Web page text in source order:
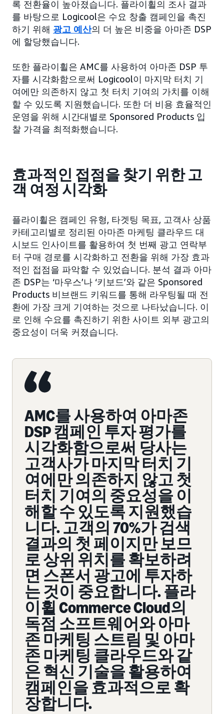
록 전환율이 높아졌습니다. 플라이휠의 조사 결과
를 바탕으로 Logicool은 수요 창출 캠페인을 촉진
하기 위해 광고 예산의 더 높은 비중을 아마존 DSP
에 할당했습니다.
또한 플라이휠은 AMC를 사용하여 아마존 DSP 투
자를 시각화함으로써 Logicool이 마지막 터치 기
여에만 의존하지 않고 첫 터치 기여의 가치를 이해
할 수 있도록 지원했습니다. 또한 더 비용 효율적인
운영을 위해 시간대별로 Sponsored Products 입
찰 가격을 최적화했습니다.
효과적인 접점을 찾기 위한 고
객 여정 시각화
플라이휠은 캠페인 유형, 타겟팅 목표, 고객사 상품
카테고리별로 정리된 아마존 마케팅 클라우드 대
시보드 인사이트를 활용하여 첫 번째 광고 연락부
터 구매 경로를 시각화하고 전환을 위해 가장 효과
적인 접점을 파악할 수 있었습니다. 분석 결과 아마
존 DSP는 ‘마우스’나 ‘키보드’와 같은 Sponsored
Products 비브랜드 키워드를 통해 라우팅될 때 전
환에 가장 크게 기여하는 것으로 나타났습니다. 이
로 인해 수요를 촉진하기 위한 사이트 외부 광고의
중요성이 더욱 커졌습니다.
AMC를 사용하여 아마존
DSP 캠페인 투자 평가를
시각화함으로써 당사는
고객사가 마지막 터치 기
여에만 의존하지 않고 첫
터치 기여의 중요성을 이
해할 수 있도록 지원했습
니다. 고객의 70%가 검색
결과의 첫 페이지만 보므
로 상위 위치를 확보하려
면 스폰서 광고에 투자하
는 것이 중요합니다. 플라
이휠 Commerce Cloud의
독점 소프트웨어와 아마
존 마케팅 스트림 및 아마
존 마케팅 클라우드와 같
은 혁신 기술을 활용하여
캠페인을 효과적으로 확
장합니다.